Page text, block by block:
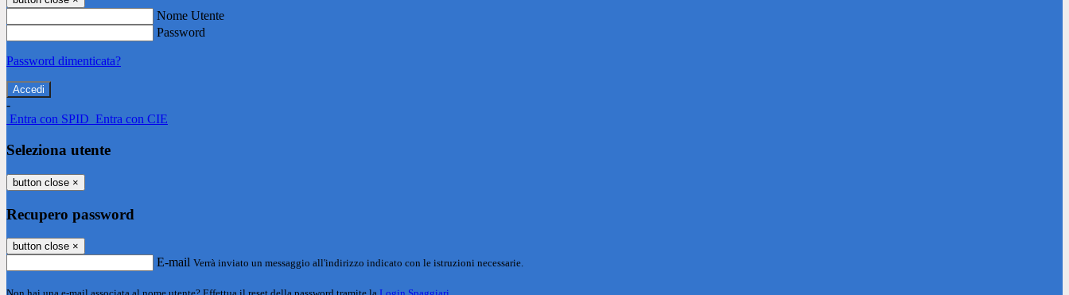
Nome Utente
Password
Password dimenticata?
-
Entra con SPID Entra con CIE
Seleziona utente
button close ×
Recupero password
button close ×
E-mail Verrà inviato un messaggio all'indirizzo indicato con le istruzioni necessarie.